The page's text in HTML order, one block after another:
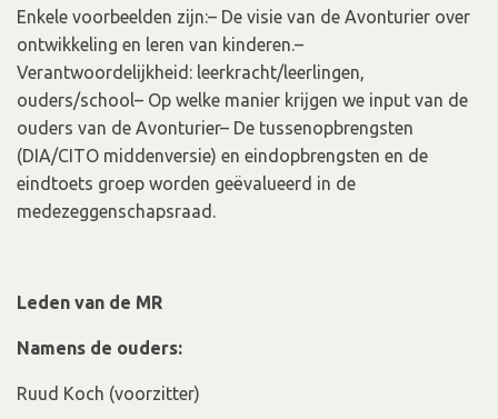
Enkele voorbeelden zijn:– De visie van de Avonturier over
ontwikkeling en leren van kinderen.–
Verantwoordelijkheid: leerkracht/leerlingen,
ouders/school– Op welke manier krijgen we input van de
ouders van de Avonturier– De tussenopbrengsten
(DIA/CITO middenversie) en eindopbrengsten en de
eindtoets groep worden geëvalueerd in de
medezeggenschapsraad.
Leden van de MR
Namens de ouders:
Ruud Koch (voorzitter)